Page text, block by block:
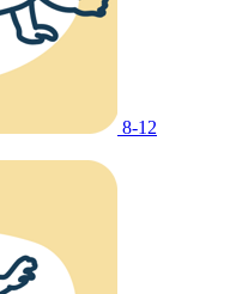
8-12